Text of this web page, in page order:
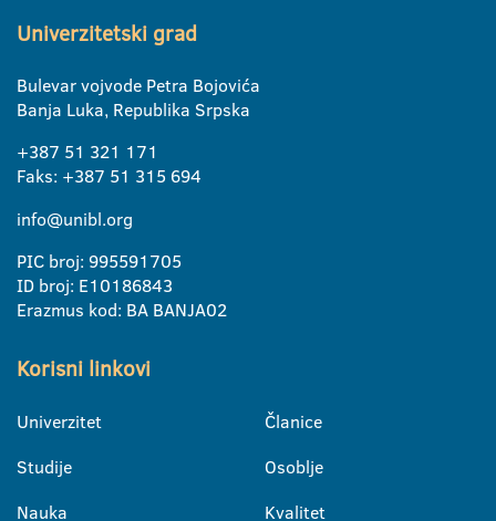
Univerzitetski grad
Bulevar vojvode Petra Bojovića
Banja Luka, Republika Srpska
+387 51 321 171
Faks: +387 51 315 694
info@unibl.org
PIC broj: 995591705
ID broj: E10186843
Erazmus kod: BA BANJA02
Korisni linkovi
Univerzitet
Studije
Nauka
Članice
Osoblje
Kvalitet